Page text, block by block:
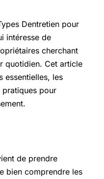
Dentretien pour
intéresse de
cherchant
quotidien. Cet article
essentielles, les
pratiques pour
de prendre
bien comprendre les